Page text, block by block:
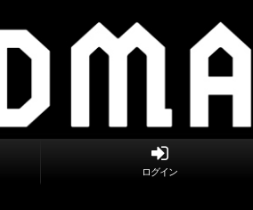
ログイン